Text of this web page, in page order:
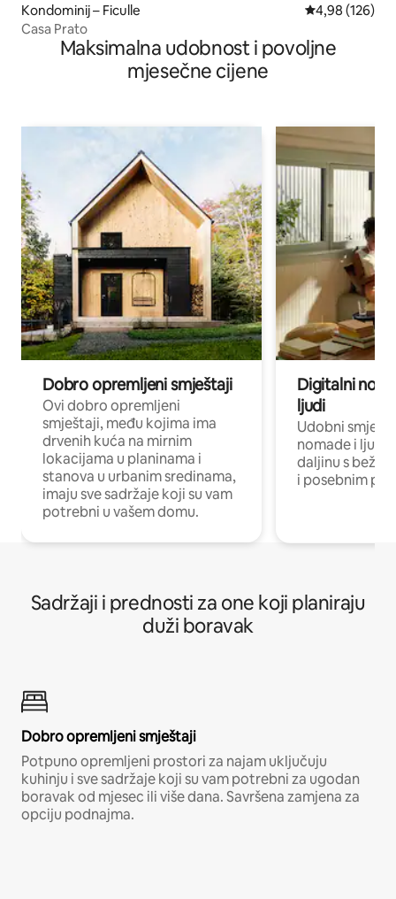
Kondominij – Ficulle Prosječna
4,98 (126)
Casa Prato
Maksimalna udobnost i povoljne
mjesečne cijene
Dobro opremljeni smještaji
Ovi dobro opremljeni
smještaji, među kojima ima
drvenih kuća na mirnim
lokacijama u planinama i
stanova u urbanim sredinama,
imaju sve sadržaje koji su vam
potrebni u vašem domu.
Digitalni
ljudi
Udobni
nomade i ljude
daljinu s
i posebnim
Sadržaji i prednosti za one koji planiraju
duži boravak
Dobro opremljeni smještaji
Potpuno opremljeni prostori za najam uključuju
kuhinju i sve sadržaje koji su vam potrebni za ugodan
boravak od mjesec ili više dana. Savršena zamjena za
opciju podnajma.